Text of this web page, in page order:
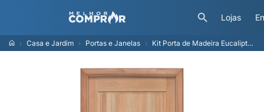
Lojas
Casa e Jardim Portas e Janelas Kit Porta de Madeira Eucalipto Rondosul P06 Externa, Abertura à Esquerda 213x85 cm